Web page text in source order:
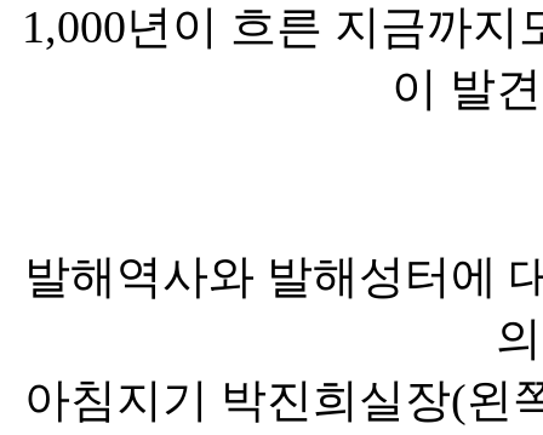
1,000년이 흐른 지금까
이 발
발해역사와 발해성터에
아침지기 박진희실장(왼